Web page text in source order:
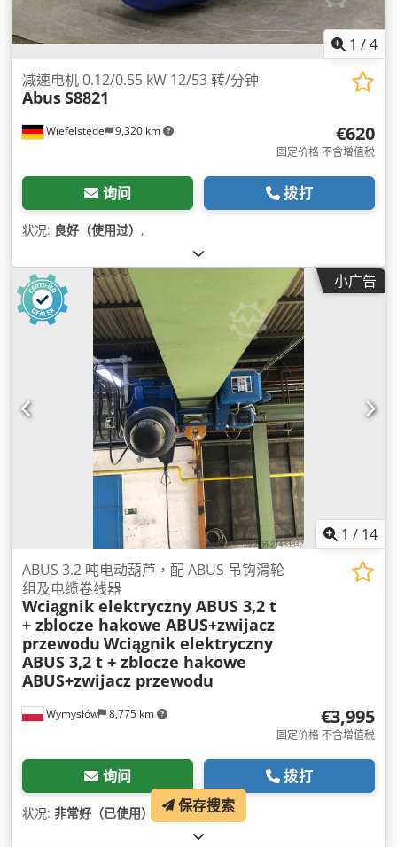
1 /4
Wiefelstede 9,320 km
减速电机 0.12/0.55 kW 12/53 转/分钟
AbusS8821
€620
固定价格 不含增值税
询问 拨打
状况: 良好（使用过） ,
小广告
1 / 14
Wymysłów 8,775 km
ABUS 3.2 吨电动葫芦，配 ABUS 吊钩滑轮
组及电缆卷线器
Wciągnik elektryczny ABUS 3,2 t
+ zblocze hakowe ABUS+zwijacz
przewodu Wciągnik elektryczny
ABUS 3,2 t + zblocze hakowe
ABUS+zwijacz przewodu
€3,995
固定价格 不含增值税
询问 拨打
状况: 非常好（已使用） 保存搜索